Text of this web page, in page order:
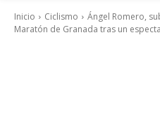
Inicio Ciclismo
Ángel Romero,
Maratón de Granada tras un